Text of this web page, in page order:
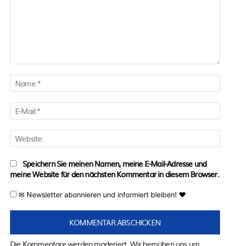
Speichern Sie meinen Namen, meine E-Mail-Adresse und
meine Website für den nächsten Kommentar in diesem Browser.
✉ Newsletter abonnieren und informiert bleiben! ♥